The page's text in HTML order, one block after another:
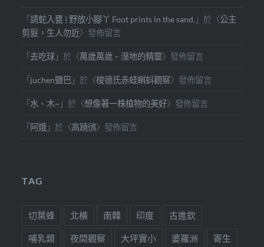
「請蛇入甕 | 野放小腳丫 Foot prints in the sand. 」於〈公主
剪髮，生人勿近〉發佈留言
「去吃球 」於〈萬歲萬歲 – 溼地的精靈〉發佈留言
「 juchen鹽巴 」於〈梭德氏赤蛙蝌蚪觀察〉發佈留言
「 水、木~ 」於〈想像著一株植物的美好〉發佈留言
「 阿娥 」於〈高蹺鴴〉發佈留言
TAG
切葉蜂 北橫 南韓 印度 古進欽
哺乳類 夜間觀察 大坪實小 婆羅洲 寄生